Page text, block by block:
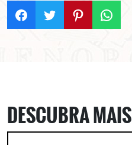
DESCUBRA MAIS